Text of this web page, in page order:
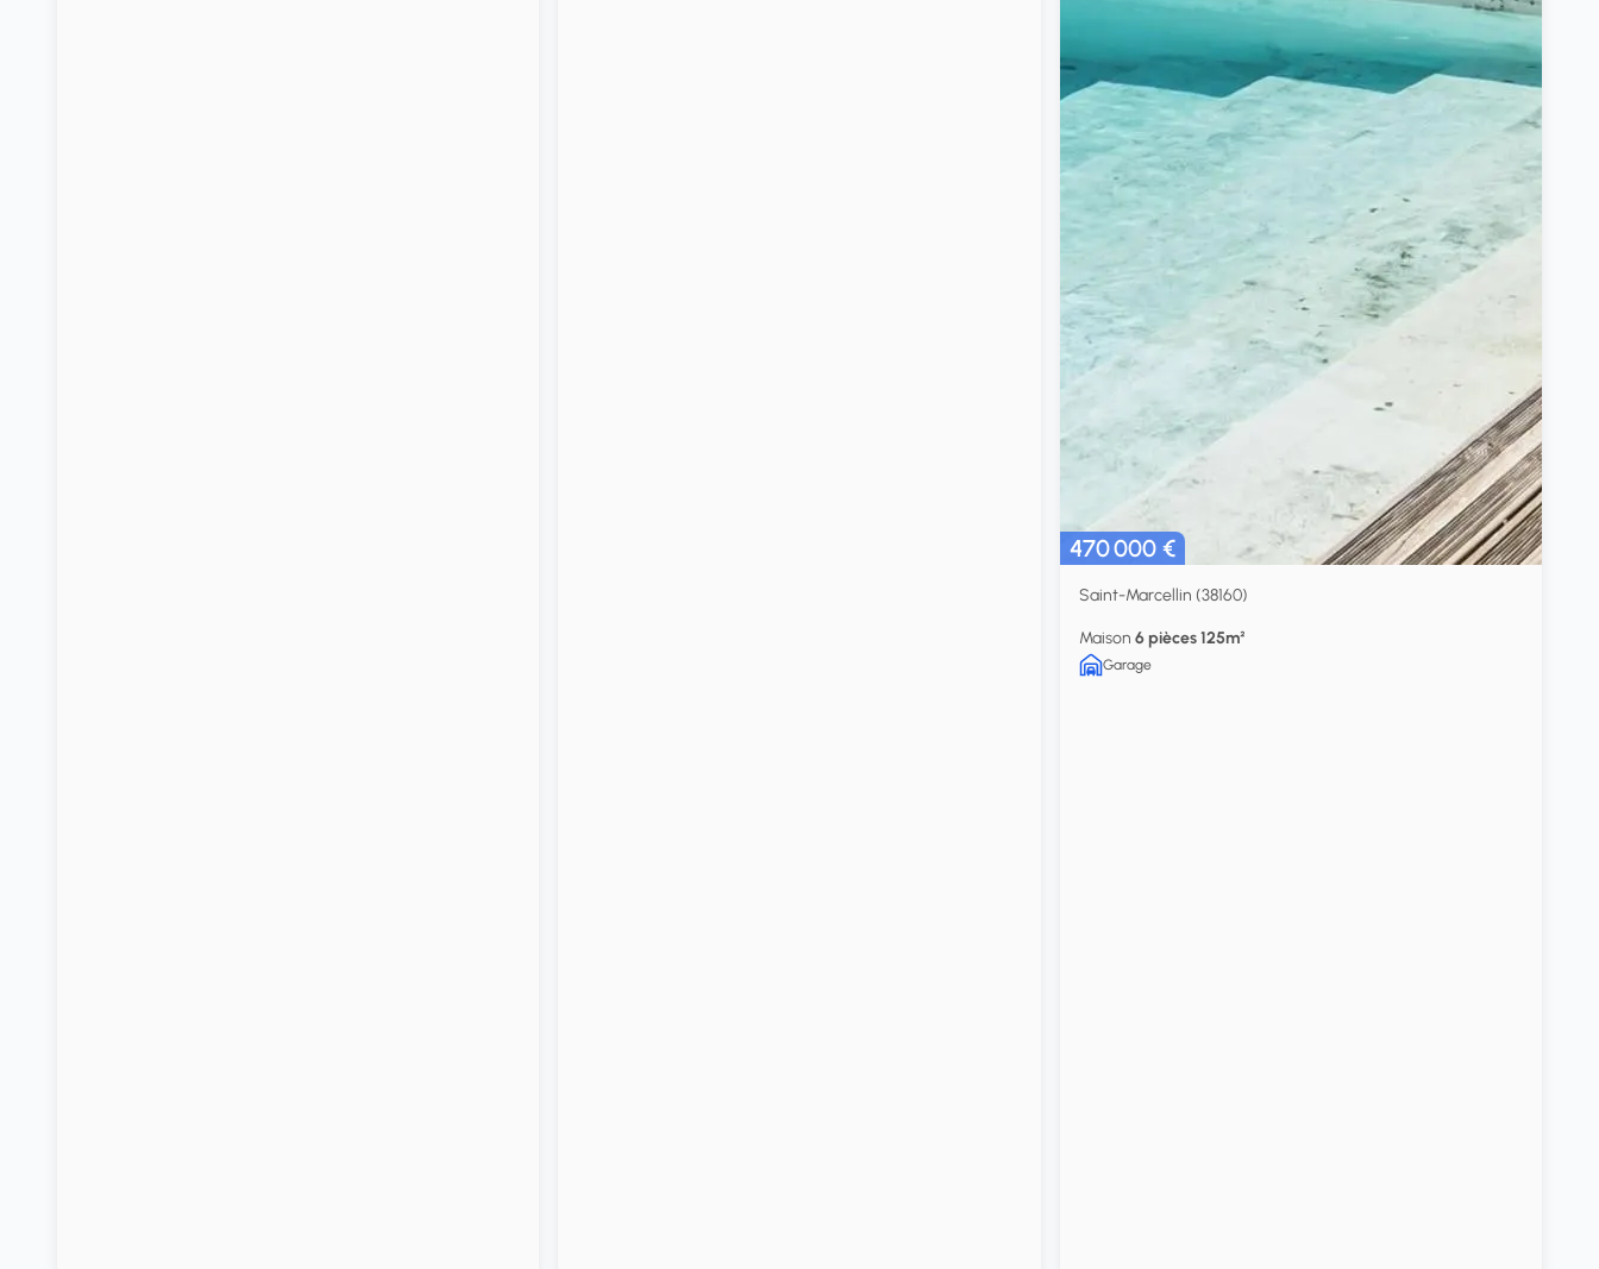
470 000 €
Saint-Marcellin (38160)
Maison 6 pièces 125m²
Garage